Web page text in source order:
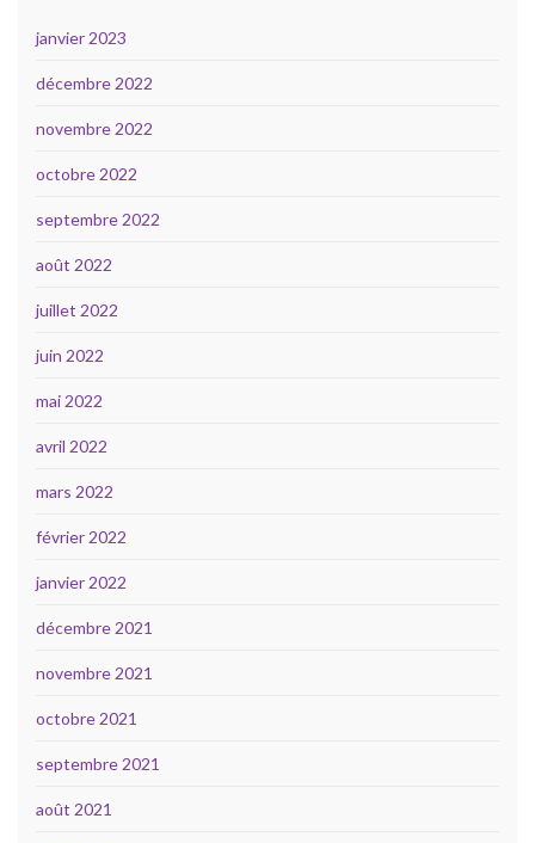
janvier 2023
décembre 2022
novembre 2022
octobre 2022
septembre 2022
août 2022
juillet 2022
juin 2022
mai 2022
avril 2022
mars 2022
février 2022
janvier 2022
décembre 2021
novembre 2021
octobre 2021
septembre 2021
août 2021